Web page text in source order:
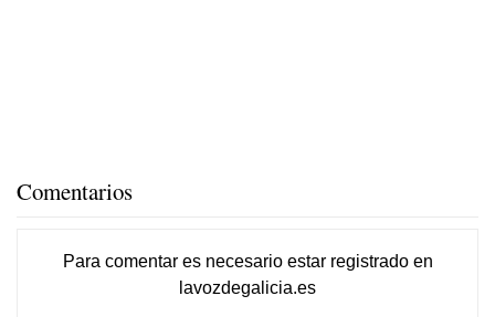
Comentarios
Para comentar es necesario estar registradoen
lavozdegalicia.es